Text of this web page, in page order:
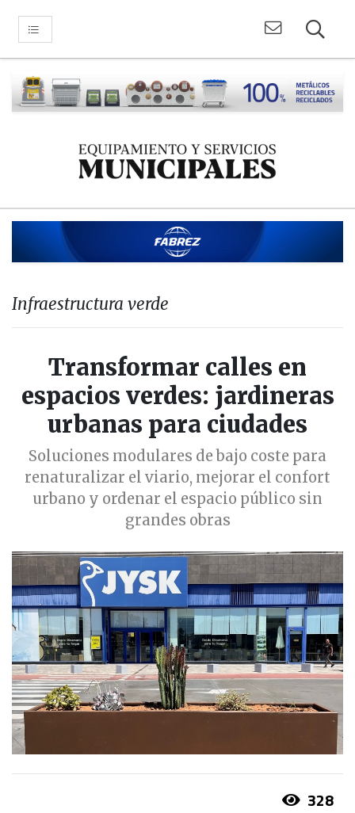
Infraestructura verde
Transformar calles en
espacios verdes: jardineras
urbanas para ciudades
Soluciones modulares de bajo coste para
renaturalizar el viario, mejorar el confort
urbano y ordenar el espacio público sin
grandes obras
328